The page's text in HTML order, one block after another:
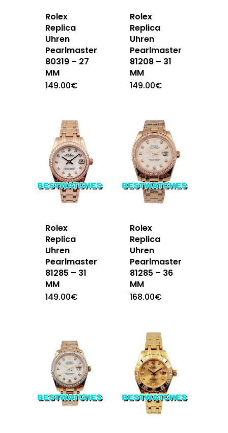
Rolex
Replica
Uhren
Pearlmaster
80319 – 27
MM
149.00€
Rolex
Replica
Uhren
Pearlmaster
81208 – 31
MM
149.00€
Rolex
Replica
Uhren
Pearlmaster
81285 – 31
MM
149.00€
Rolex
Replica
Uhren
Pearlmaster
81285 – 36
MM
168.00€